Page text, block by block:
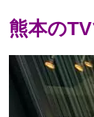
熊本の